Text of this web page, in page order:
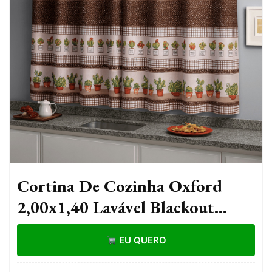
Cortina De Cozinha Oxford
2,00x1,40 Lavável Blackout
Moderna Lisa Com Ilhós Para
Janela E Vitrô EU QUERO